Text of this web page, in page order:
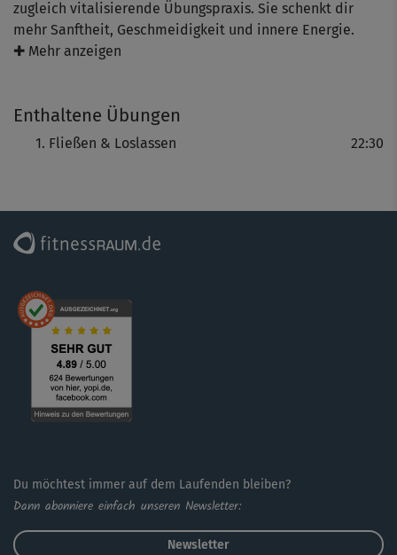
zugleich vitalisierende Übungspraxis. Sie schenkt dir
mehr Sanftheit, Geschmeidigkeit und innere Energie.
Vereint werden Elemente aus dem Yoga, QiGong und Tai
Da dir die AnanDao-Schöpfer Ralf und Noa Peekel genau
zeigen, auf was es ankommt, brauchst du keine
Bewegungen ausführst.
✚ Mehr anzeigen
Enthaltene Übungen
Fließen & Loslassen 22:30
Du möchtest immer auf dem Laufenden bleiben?
Dann abonniere einfach unseren Newsletter:
Newsletter